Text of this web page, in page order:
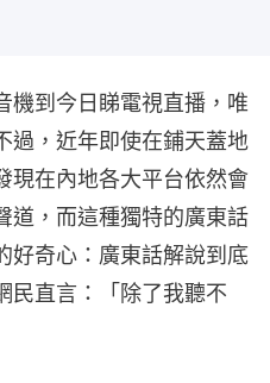
機到今日睇電視直播，唯
過，近年即使在鋪天蓋地
現在內地各大平台依然會
道，而這種獨特的廣東話
好奇心：廣東話解說到底
民直言：「除了我聽不